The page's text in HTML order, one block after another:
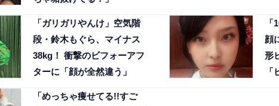
「ガリガリやんけ」空気階
段・鈴木もぐら、マイナス
38kg！ 衝撃のビフォーアフ
ターに「顔が全然違う」
顔
形
「めっちゃ痩せてる!!すご